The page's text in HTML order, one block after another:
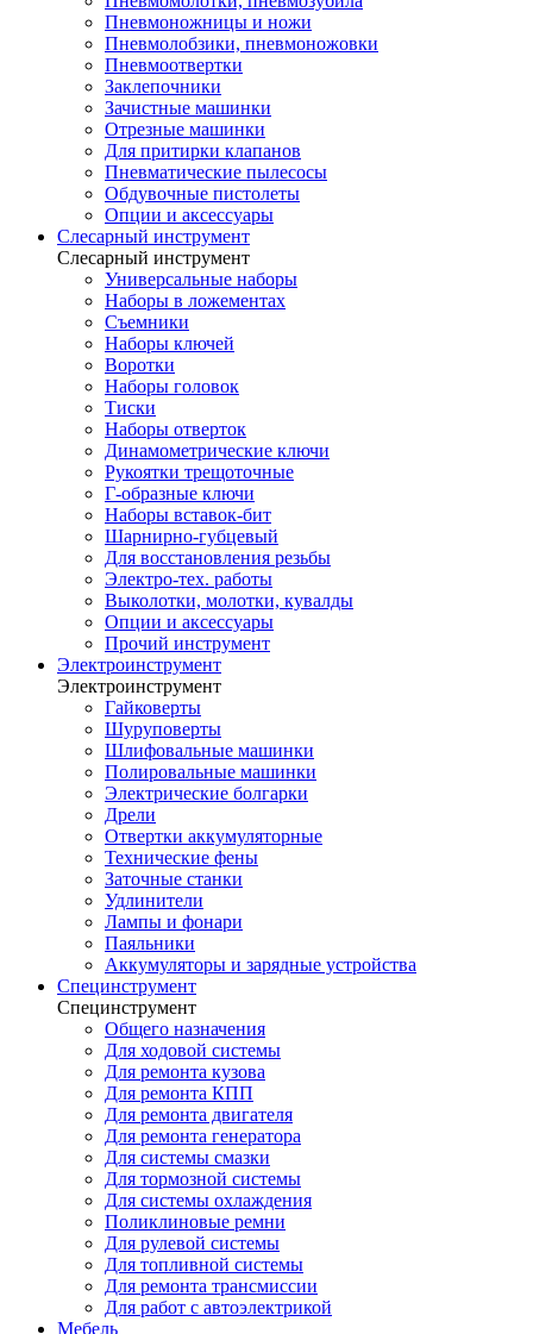
Пневмоножницы и ножи
Пневмолобзики, пневмоножовки
Пневмоотвертки
Заклепочники
Зачистные машинки
Отрезные машинки
Для притирки клапанов
Пневматические пылесосы
Обдувочные пистолеты
Опции и аксессуары
Слесарный инструмент
Слесарный инструмент
Универсальные наборы
Наборы в ложементах
Съемники
Наборы ключей
Воротки
Наборы головок
Тиски
Наборы отверток
Динамометрические ключи
Рукоятки трещоточные
Г-образные ключи
Наборы вставок-бит
Шарнирно-губцевый
Для восстановления резьбы
Электро-тех. работы
Выколотки, молотки, кувалды
Опции и аксессуары
Прочий инструмент
Электроинструмент
Электроинструмент
Гайковерты
Шуруповерты
Шлифовальные машинки
Полировальные машинки
Электрические болгарки
Дрели
Отвертки аккумуляторные
Технические фены
Заточные станки
Удлинители
Лампы и фонари
Паяльники
Аккумуляторы и зарядные устройства
Специнструмент
Специнструмент
Общего назначения
Для ходовой системы
Для ремонта кузова
Для ремонта КПП
Для ремонта двигателя
Для ремонта генератора
Для системы смазки
Для тормозной системы
Для системы охлаждения
Поликлиновые ремни
Для рулевой системы
Для топливной системы
Для ремонта трансмиссии
Для работ с автоэлектрикой
Мебель